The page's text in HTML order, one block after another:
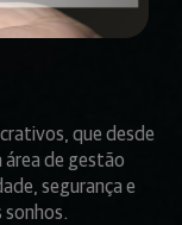
que desde
área de gestão
segurança e
sonhos.